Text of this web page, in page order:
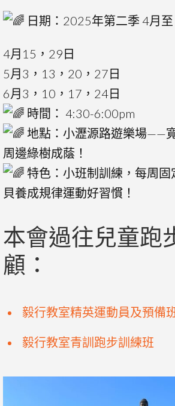
日期：2025年第二季 4月至
4月15，29日
5月3，13，20，27日
6月3，10，17，24日
時間： 4:30-6:00pm
地點：小瀝源路遊樂場——
周邊綠樹成蔭！
特色：小班制訓練，每周固
貝養成規律運動好習慣！
本會過往兒童跑
顧：
毅行教室精英運動員及預備
毅行教室青訓跑步訓練班